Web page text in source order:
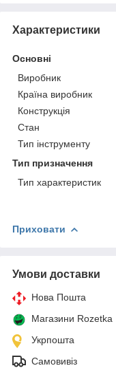
Характеристики
Основні
Виробник
Країна виробник
Конструкція
Стан
Тип інструменту
Тип призначення
Тип характеристик
Приховати
Умови доставки
Нова Пошта
Магазини Rozetka
Укрпошта
Самовивіз